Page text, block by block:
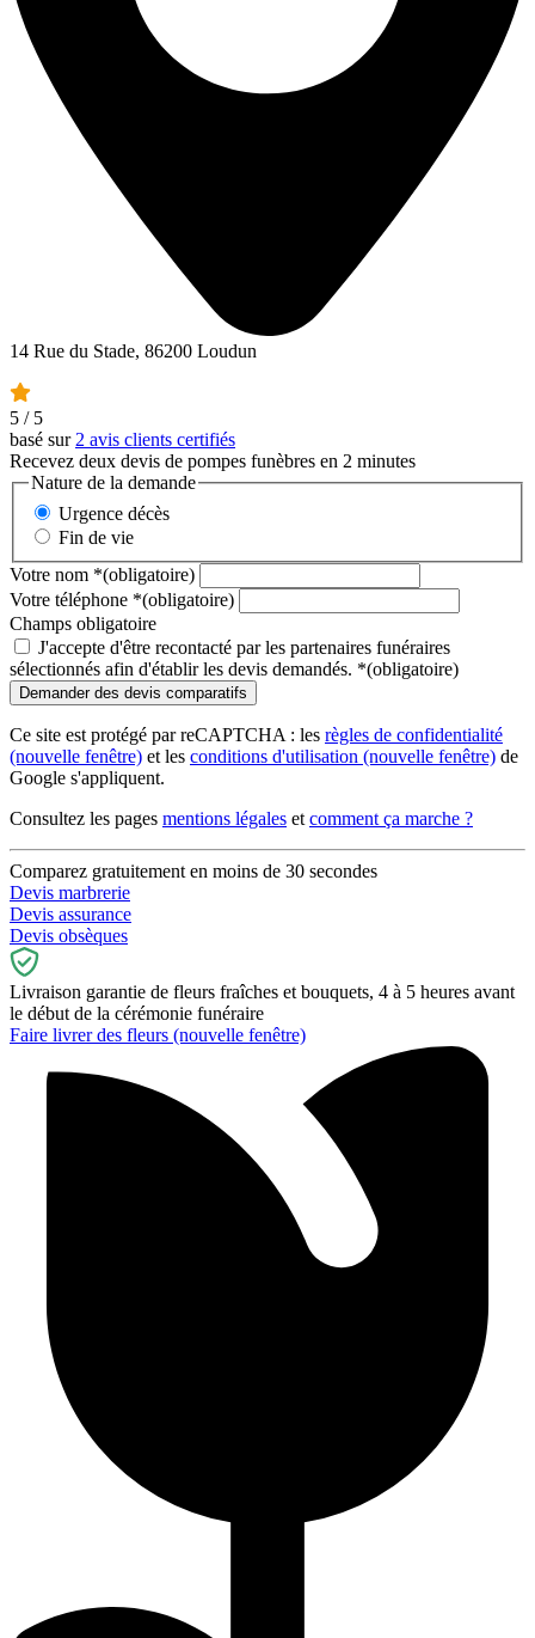
14 Rue du Stade, 86200 Loudun
5 / 5
basé sur 2 avis clients certifiés
Recevez deux devis de pompes funèbres en 2 minutes
Nature de la demande
Urgence décès
Fin de vie
Votre nom *(obligatoire)
Votre téléphone *(obligatoire)
Champs obligatoire
J'accepte d'être recontacté par les partenaires funéraires
sélectionnés afin d'établir les devis demandés. *(obligatoire)
Ce site est protégé par reCAPTCHA : les règles de confidentialité
(nouvelle fenêtre) et les conditions d'utilisation (nouvelle fenêtre) de
Google s'appliquent.
Consultez les pages mentions légales et comment ça marche ?
Comparez gratuitement en moins de 30 secondes
Devis marbrerie
Devis assurance
Devis obsèques
Livraison garantie de fleurs fraîches et bouquets, 4 à 5 heures avant
le début de la cérémonie funéraire
Faire livrer des fleurs (nouvelle fenêtre)